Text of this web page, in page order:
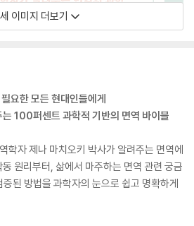
이미지 더보기
요한 모든 현대인들에게
100퍼센트 과학적 기반의 면역 바이블
학자 제나 마치오키 박사가 알려주는 면역에
원리부터, 삶에서 마주하는 면역 관련 궁금
된 방법을 과학자의 눈으로 쉽고 명확하게